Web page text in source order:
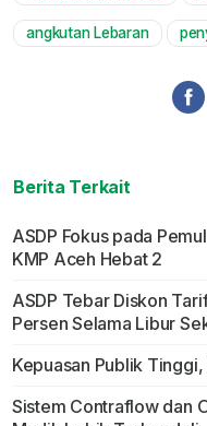
angkutan Lebaran
Berita Terkait
ASDP Fokus pada
KMP Aceh Hebat 2
ASDP Tebar Diskon
Persen Selama Libur
Kepuasan Publik
Sistem Contraflow dan